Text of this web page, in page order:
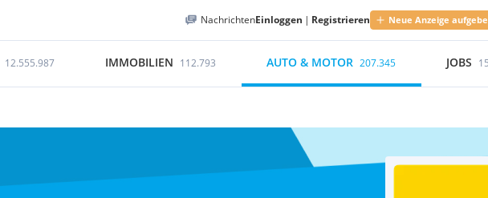
NachrichtenEinloggen | Registrieren Neue Anzeige
12.555.987 IMMOBILIEN 112.793 AUTO & MOTOR 207.345 JOBS